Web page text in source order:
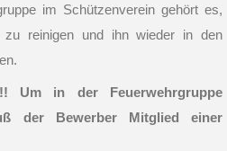
im Schützenverein gehört es,
zu reinigen und ihn wieder in den
Um in der Feuerwehrgruppe
der Bewerber Mitglied einer